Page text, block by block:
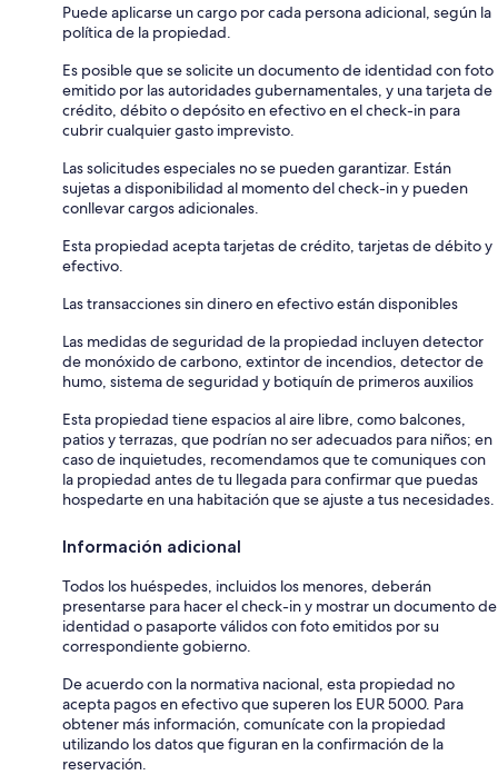
Puede aplicarse un cargo por cada persona adicional, según la
política de la propiedad.
Es posible que se solicite un documento de identidad con foto
emitido por las autoridades gubernamentales, y una tarjeta de
crédito, débito o depósito en efectivo en el check-in para
cubrir cualquier gasto imprevisto.
Las solicitudes especiales no se pueden garantizar. Están
sujetas a disponibilidad al momento del check-in y pueden
conllevar cargos adicionales.
Esta propiedad acepta tarjetas de crédito, tarjetas de débito y
efectivo.
Las transacciones sin dinero en efectivo están disponibles
Las medidas de seguridad de la propiedad incluyen detector
de monóxido de carbono, extintor de incendios, detector de
humo, sistema de seguridad y botiquín de primeros auxilios
Esta propiedad tiene espacios al aire libre, como balcones,
patios y terrazas, que podrían no ser adecuados para niños; en
caso de inquietudes, recomendamos que te comuniques con
la propiedad antes de tu llegada para confirmar que puedas
hospedarte en una habitación que se ajuste a tus necesidades.
Información adicional
Todos los huéspedes, incluidos los menores, deberán
presentarse para hacer el check-in y mostrar un documento de
identidad o pasaporte válidos con foto emitidos por su
correspondiente gobierno.
De acuerdo con la normativa nacional, esta propiedad no
acepta pagos en efectivo que superen los EUR 5000. Para
obtener más información, comunícate con la propiedad
utilizando los datos que figuran en la confirmación de la
reservación.